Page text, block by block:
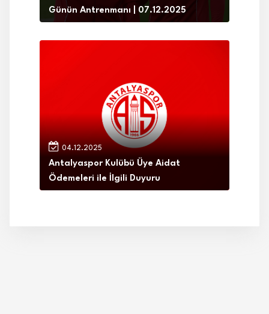
Günün Antrenmanı | 07.12.2025
04.12.2025
Antalyaspor Kulübü Üye Aidat
Ödemeleri ile İlgili Duyuru